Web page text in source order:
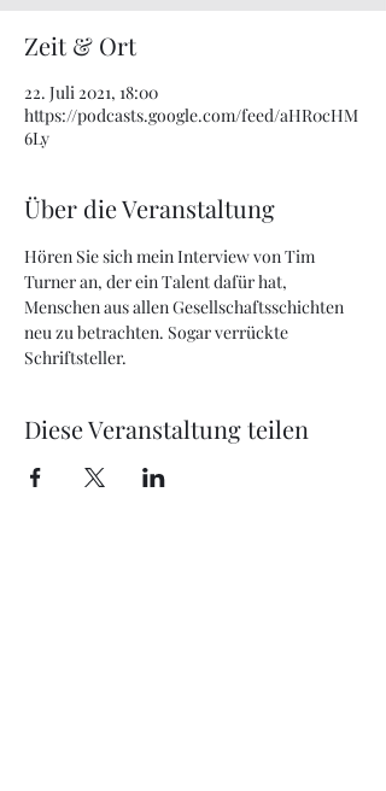
Zeit & Ort
22. Juli 2021, 18:00
https://podcasts.google.com/feed/aHR0cHM
6Ly
Über die Veranstaltung
Hören Sie sich mein Interview von Tim
Turner an, der ein Talent dafür hat,
Menschen aus allen Gesellschaftsschichten
neu zu betrachten. Sogar verrückte
Schriftsteller.
Diese Veranstaltung teilen